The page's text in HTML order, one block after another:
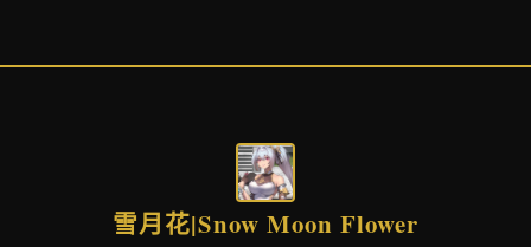
雪月花|Snow Moon Flower